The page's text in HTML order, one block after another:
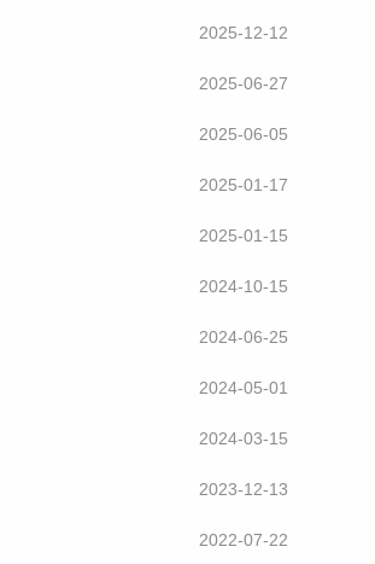
2025-12-12
2025-06-27
2025-06-05
2025-01-17
2025-01-15
2024-10-15
2024-06-25
2024-05-01
2024-03-15
2023-12-13
2022-07-22